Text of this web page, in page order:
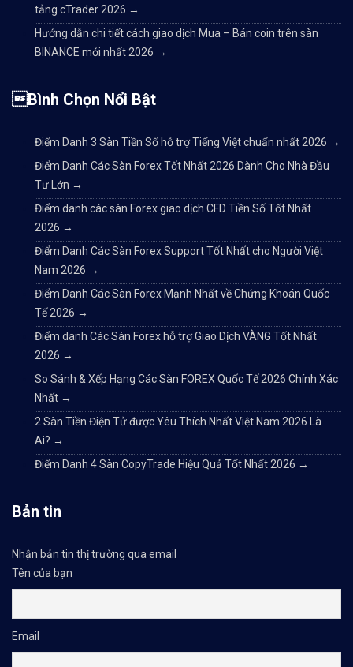
tảng cTrader 2026 →
Hướng dẫn chi tiết cách giao dịch Mua – Bán coin trên sàn
BINANCE mới nhất 2026 →
Bình Chọn Nổi Bật
Điểm Danh 3 Sàn Tiền Số hỗ trợ Tiếng Việt chuẩn nhất 2026 →
Điểm Danh Các Sàn Forex Tốt Nhất 2026 Dành Cho Nhà Đầu
Tư Lớn →
Điểm danh các sàn Forex giao dịch CFD Tiền Số Tốt Nhất
2026 →
Điểm Danh Các Sàn Forex Support Tốt Nhất cho Người Việt
Nam 2026 →
Điểm Danh Các Sàn Forex Mạnh Nhất về Chứng Khoán Quốc
Tế 2026 →
Điểm danh Các Sàn Forex hỗ trợ Giao Dịch VÀNG Tốt Nhất
2026 →
So Sánh & Xếp Hạng Các Sàn FOREX Quốc Tế 2026 Chính Xác
Nhất →
2 Sàn Tiền Điện Tử được Yêu Thích Nhất Việt Nam 2026 Là
Ai? →
Điểm Danh 4 Sàn CopyTrade Hiệu Quả Tốt Nhất 2026 →
Bản tin
Nhận bản tin thị trường qua email
Tên của bạn
Email